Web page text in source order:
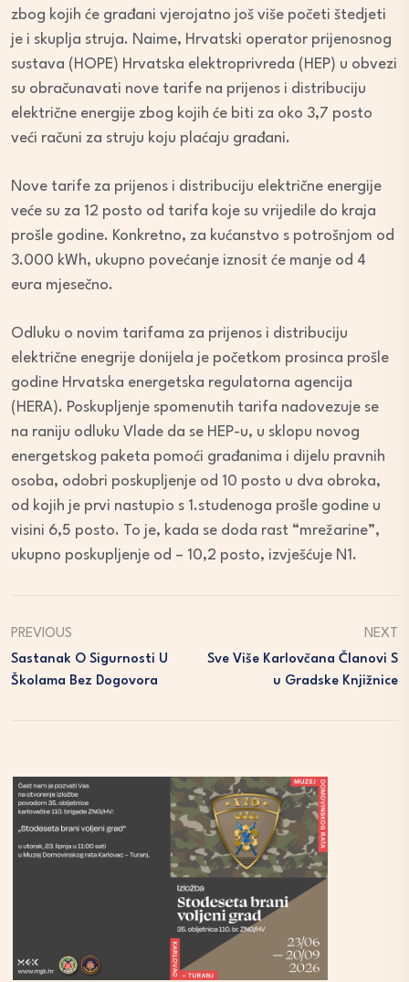
zbog kojih će građani vjerojatno još više početi štedjeti
je i skuplja struja. Naime, Hrvatski operator prijenosnog
sustava (HOPE) Hrvatska elektroprivreda (HEP) u obvezi
su obračunavati nove tarife na prijenos i distribuciju
električne energije zbog kojih će biti za oko 3,7 posto
veći računi za struju koju plaćaju građani.
Nove tarife za prijenos i distribuciju električne energije
veće su za 12 posto od tarifa koje su vrijedile do kraja
prošle godine. Konkretno, za kućanstvo s potrošnjom od
3.000 kWh, ukupno povećanje iznosit će manje od 4
eura mjesečno.
Odluku o novim tarifama za prijenos i distribuciju
električne enegrije donijela je početkom prosinca prošle
godine Hrvatska energetska regulatorna agencija
(HERA). Poskupljenje spomenutih tarifa nadovezuje se
na raniju odluku Vlade da se HEP-u, u sklopu novog
energetskog paketa pomoći građanima i dijelu pravnih
osoba, odobri poskupljenje od 10 posto u dva obroka,
od kojih je prvi nastupio s 1.studenoga prošle godine u
visini 6,5 posto. To je, kada se doda rast “mrežarine”,
ukupno poskupljenje od – 10,2 posto, izvješćuje N1.
PREVIOUS
Sastanak O Sigurnosti U
Školama Bez Dogovora
NEXT
Sve Više Karlovčana Članovi S
U Gradske Knjižnice